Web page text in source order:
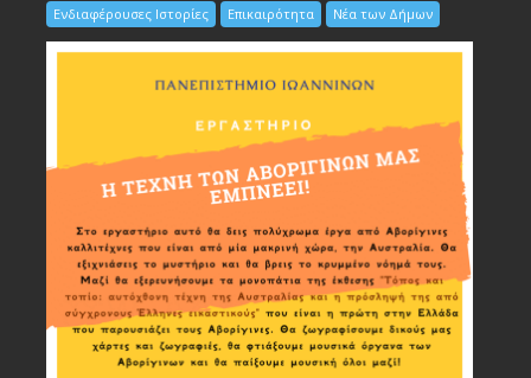
Ενδιαφέρουσες Ιστορίες Επικαιρότητα Νέα των Δήμων